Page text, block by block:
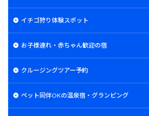
イチゴ狩り体験スポット
お子様連れ・赤ちゃん歓迎の宿
クルージングツアー予約
ペット同伴OKの温泉宿・グランピング